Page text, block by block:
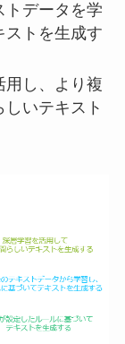
トデータを学
ストを生成す
用し、より複
いテキスト